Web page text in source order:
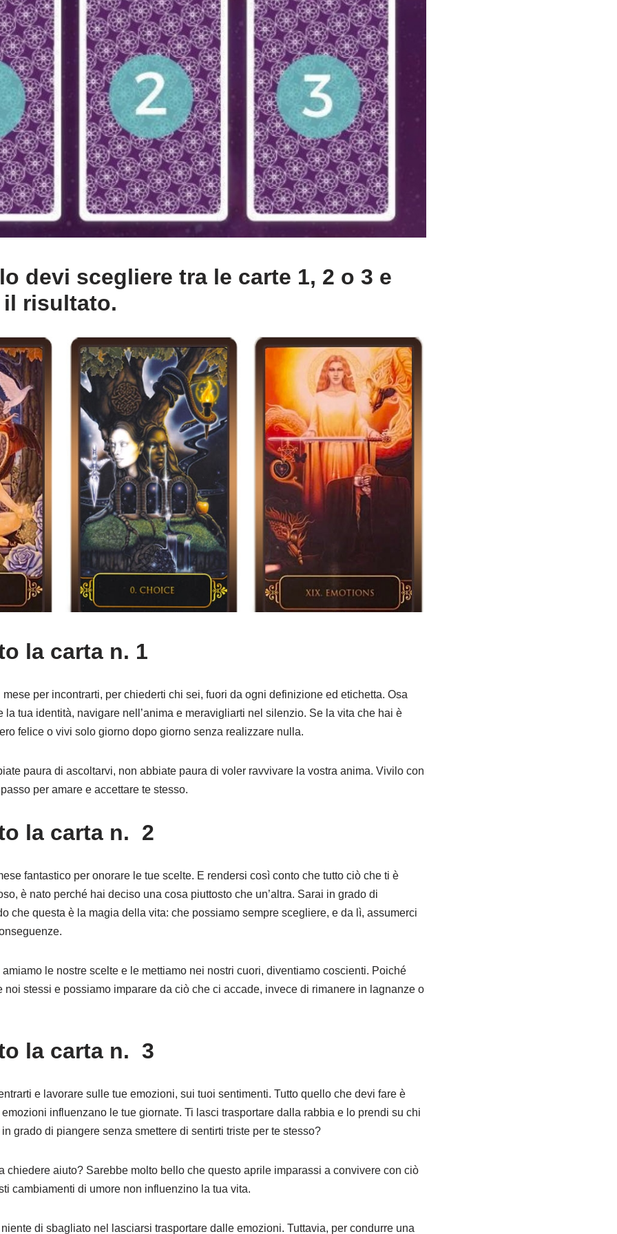
devi scegliere tra le carte 1, 2 o 3 e
risultato.
la carta n. 1
per incontrarti, per chiederti chi sei, fuori da ogni definizione ed etichetta. Osa
la tua identità, navigare nell’anima e meravigliarti nel silenzio. Se la vita che hai è
felice o vivi solo giorno dopo giorno senza realizzare nulla.
paura di ascoltarvi, non abbiate paura di voler ravvivare la vostra anima. Vivilo con
per amare e accettare te stesso.
la carta n. 2
fantastico per onorare le tue scelte. E rendersi così conto che tutto ciò che ti è
è nato perché hai deciso una cosa piuttosto che un’altra. Sarai in grado di
che questa è la magia della vita: che possiamo sempre scegliere, e da lì, assumerci
le nostre scelte e le mettiamo nei nostri cuori, diventiamo coscienti. Poiché
noi stessi e possiamo imparare da ciò che ci accade, invece di rimanere in lagnanze o
la carta n. 3
e lavorare sulle tue emozioni, sui tuoi sentimenti. Tutto quello che devi fare è
influenzano le tue giornate. Ti lasci trasportare dalla rabbia e lo prendi su chi
grado di piangere senza smettere di sentirti triste per te stesso?
chiedere aiuto? Sarebbe molto bello che questo aprile imparassi a convivere con ciò
cambiamenti di umore non influenzino la tua vita.
niente di sbagliato nel lasciarsi trasportare dalle emozioni. Tuttavia, per condurre una